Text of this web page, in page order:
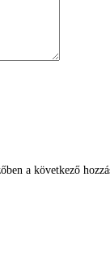
a következő